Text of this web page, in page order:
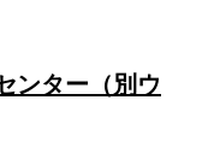
ンター（別ウ